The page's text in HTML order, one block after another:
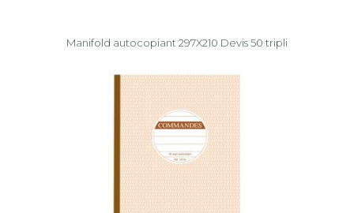
Manifold autocopiant 297X210 Devis 50 tripli